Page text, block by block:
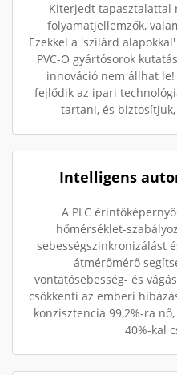
Kiterjedt tapasztalattal
folyamatjellemzők,
Ezekkel a 'szilárd
PVC-O gyártósorok
innováció nem állhat
fejlődik az ipari
tartani, és
Intelligens
A PLC
hőmérséklet-
sebességszinkronizálást
átmérőmérő
vontatósebesség- és
csökkenti az emberi
konzisztencia 99,2%-ra
40%-kal